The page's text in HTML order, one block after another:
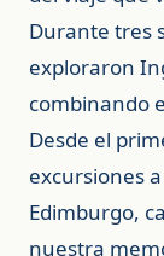
Durante tres
exploraron
combinando
Desde el
excursiones
Edimburgo,
nuestra